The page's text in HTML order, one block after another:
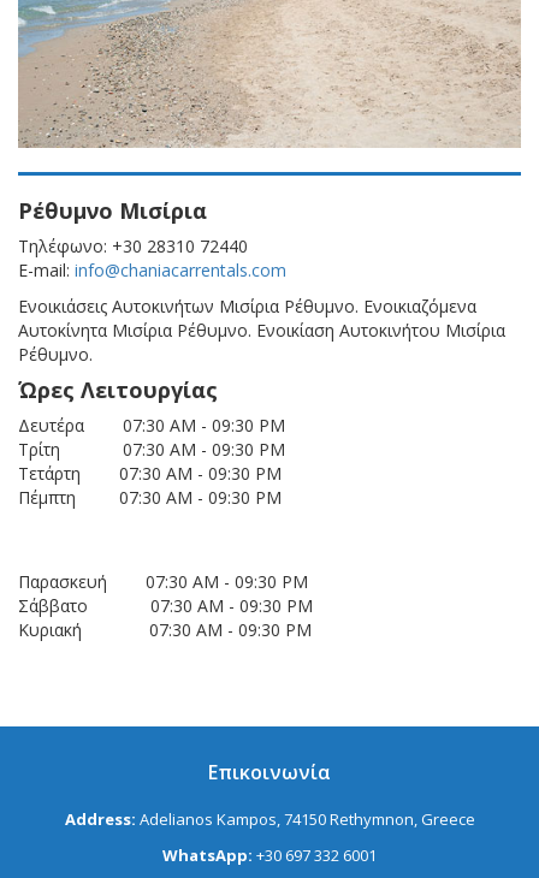
Ρέθυμνο Μισίρια
Τηλέφωνο: +30 28310 72440
E-mail: info@chaniacarrentals.com
Ενοικιάσεις Αυτοκινήτων Μισίρια Ρέθυμνο. Ενοικιαζόμενα
Αυτοκίνητα Μισίρια Ρέθυμνο. Ενοικίαση Αυτοκινήτου Μισίρια
Ρέθυμνο.
Ώρες Λειτουργίας
Δευτέρα 07:30 AM - 09:30 PM
Τρίτη 07:30 AM - 09:30 PM
Τετάρτη 07:30 AM - 09:30 PM
Πέμπτη 07:30 AM - 09:30 PM
Παρασκευή 07:30 AM - 09:30 PM
Σάββατο 07:30 AM - 09:30 PM
Κυριακή 07:30 AM - 09:30 PM
Επικοινωνία
Address: Adelianos Kampos, 74150 Rethymnon, Greece
WhatsApp: +30 697 332 6001